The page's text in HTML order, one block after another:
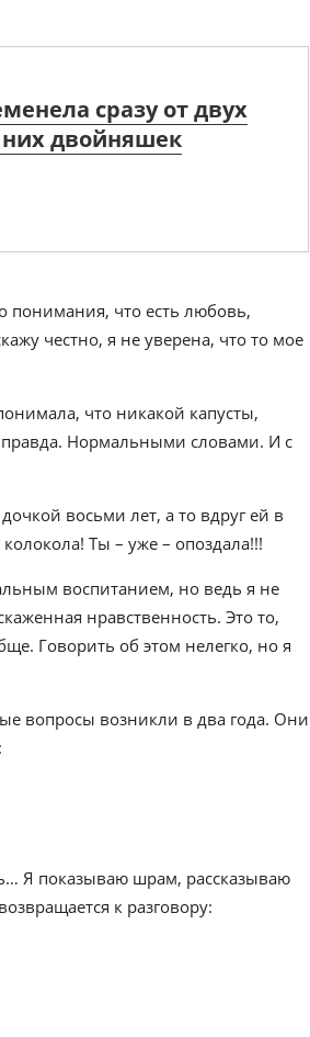
сразу от двух
двойняшек
понимания, что есть любовь,
честно, я не уверена, что то мое
что никакой капусты,
Нормальными словами. И с
восьми лет, а то вдруг ей в
Ты – уже – опоздала!!!
воспитанием, но ведь я не
нравственность. Это то,
Говорить об этом нелегко, но я
вопросы возникли в два года. Они
Я показываю шрам, рассказываю
к разговору: